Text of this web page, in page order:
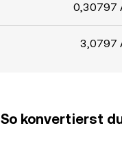
0,30797
3,0797
So konvertierst